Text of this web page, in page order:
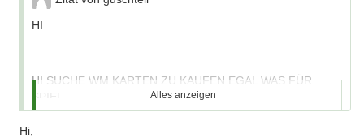
HI
HI SUCHE WM KARTEN ZU KAUFEN EGAL WAS FÜR
Alles anzeigen
Hi,